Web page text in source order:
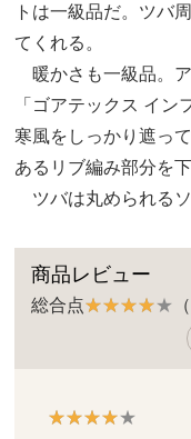
トは一級品だ。ツバ
てくれる。
暖かさも一級品。
「ゴアテックス イ
寒風をしっかり遮っ
あるリブ編み部分を
ツバは丸められるソ
商品レビュー
総合点